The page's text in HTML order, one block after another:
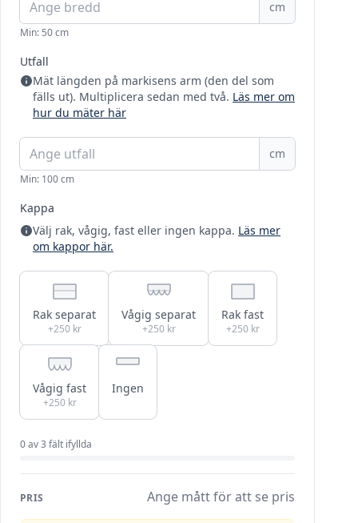
cm
Min: 50 cm
Utfall
Mät längden på markisens arm (den del som
fälls ut). Multiplicera sedan med två. Läs mer om
hur du mäter här
cm
Min: 100 cm
Kappa
Välj rak, vågig, fast eller ingen kappa. Läs mer
om kappor här.
Rak separat
+250 kr
Vågig separat
+250 kr
Rak fast
+250 kr
Vågig fast
+250 kr
Ingen
0av3 fält ifyllda
PRIS Ange mått för att se pris